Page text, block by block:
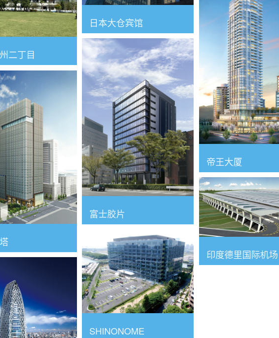
日本大仓宾馆
二丁目
帝王大厦
富士胶片
印度德里国际机场
SHINONOME